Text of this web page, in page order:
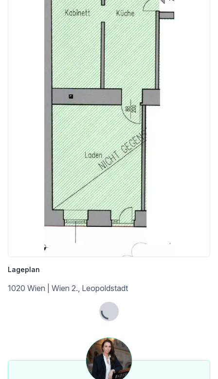
Krankenhaus <1.500m
Kinder & Schulen
Schule <500m
Kindergarten <500m
Universität <500m
Höhere Schule <2.000m
Nahversorgung
Supermarkt <500m
Bäckerei <500m
Einkaufszentrum <2.000m
Geldautomat <500m
Polizei <500m
Straßenbahn <500m
Autobahnanschluss <2.000m
Angaben Entfernung Luftlinie / Quelle: OpenStreetMap
Lageplan
1020 Wien | Wien 2., Leopoldstadt
Lade...